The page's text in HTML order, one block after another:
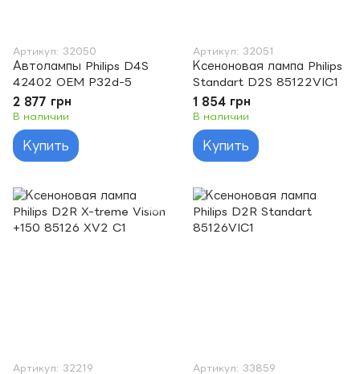
Артикул: 32050
Автолампы Philips D4S
42402 OEM P32d-5
2 877 грн
В наличии
Купить
Артикул: 32051
Ксеноновая лампа Philips
Standart D2S 85122VIC1
1 854 грн
В наличии
Купить
Артикул: 32219 Артикул: 33859